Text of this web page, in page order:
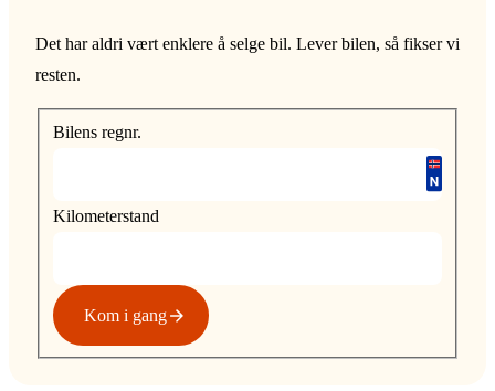
Det har aldri vært enklere å selge bil. Lever bilen, så fikser vi
resten.
Bilens regnr.
Kilometerstand
Kom i gang